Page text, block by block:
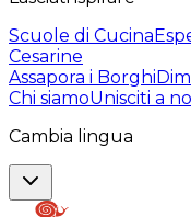
Scuole di Cucina
Cesarine
Assapora i Borghi
Chi siamoUnisciti a
Cambia lingua